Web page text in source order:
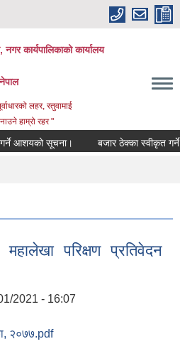
नगर कार्यपालिकाको कार्यालय
लहर, रतुवामाई
हाम्रो रहर "
आशयको सूचना। बजार ठेक्का स्वीकृत गर्ने
महालेखा परिक्षण प्रतिवेदन
2021 - 16:07
२०७७.pdf